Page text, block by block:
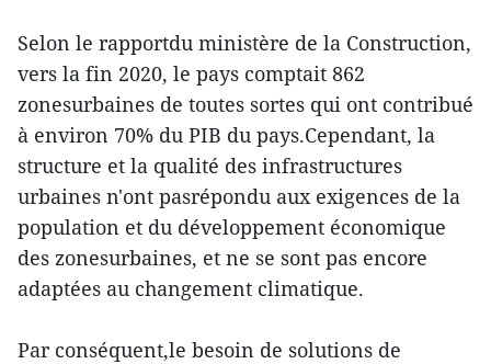
Selon le rapportdu ministère de la Construction,
vers la fin 2020, le pays comptait 862
zonesurbaines de toutes sortes qui ont contribué
à environ 70% du PIB du pays.Cependant, la
structure et la qualité des infrastructures
urbaines n'ont pasrépondu aux exigences de la
population et du développement économique
des zonesurbaines, et ne se sont pas encore
adaptées au changement climatique.
Par conséquent,le besoin de solutions de